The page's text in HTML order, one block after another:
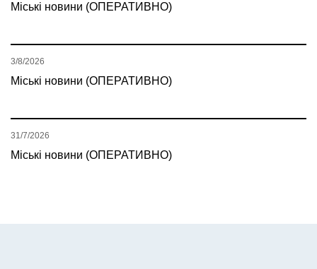
Міські новини (ОПЕРАТИВНО)
Міські новини (ОПЕРАТИВНО)
3/8/2026
Міські новини (ОПЕРАТИВНО)
31/7/2026